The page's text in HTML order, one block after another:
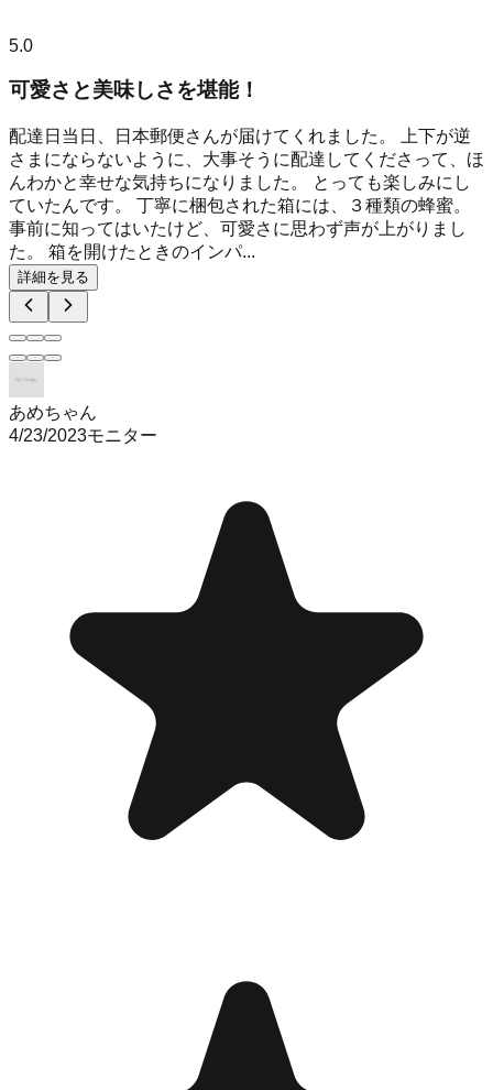
5.0
可愛さと美味しさを堪能！
配達日当日、日本郵便さんが届けてくれました。 上下が逆
さまにならないように、大事そうに配達してくださって、ほ
んわかと幸せな気持ちになりました。 とっても楽しみにし
ていたんです。 丁寧に梱包された箱には、３種類の蜂蜜。
事前に知ってはいたけど、可愛さに思わず声が上がりまし
た。 箱を開けたときのインパ...
詳細を見る
あめちゃん
4/23/2023モニター